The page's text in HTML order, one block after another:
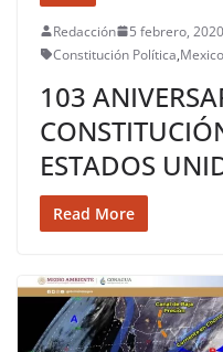
Redacción
5 febrero, 2020
Constitución Política,Mexico
103
ESTADOS
Read More